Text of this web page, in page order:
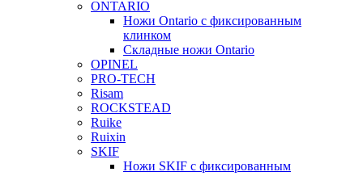
ONTARIO
Ножи Ontario c фиксированным
клинком
Складные ножи Ontario
OPINEL
PRO-TECH
Risam
ROCKSTEAD
Ruike
Ruixin
SKIF
Ножи SKIF с фиксированным